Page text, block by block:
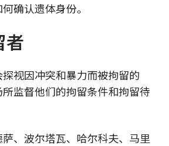
确认遗体身份。
者
视因冲突和暴力而被拘留的
监督他们的拘留条件和拘留待
、波尔塔瓦、哈尔科夫、马里